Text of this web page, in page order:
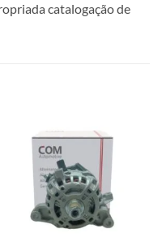
catalogação de